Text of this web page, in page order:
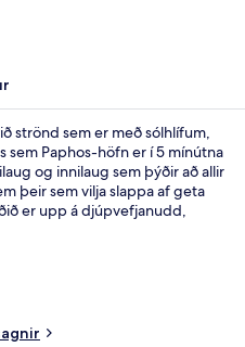
strönd sem er með sólhlífum,
sem Paphos-höfn er í 5 mínútna
og innilaug sem þýðir að allir
þeir sem vilja slappa af geta
er upp á djúpvefjanudd,
um. Þar er alþjóðleg
boðið upp á morgunverð,
eru einnig 2 barir/setustofur,